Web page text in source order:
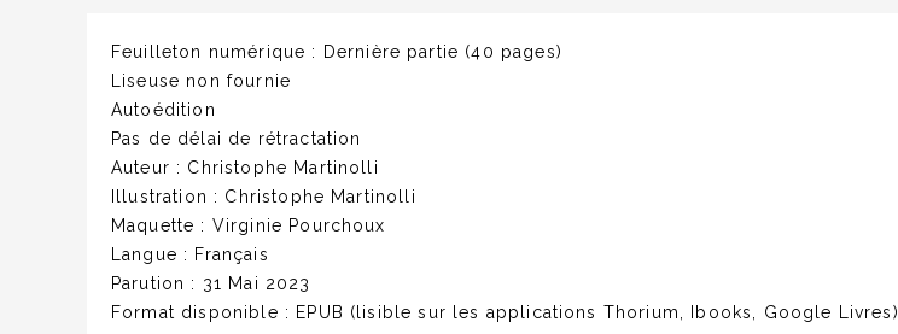
Feuilleton numérique :
Dernière partie (40 pages)
Liseuse non fournie
Autoédition
Pas de délai de rétractation
Auteur : Christophe Martinolli
Illustration : Christophe Martinolli
Maquette : Virginie Pourchoux
Langue : Français
Parution : 31 Mai 2023
Format disponible : EPUB (lisible sur les applications Thorium, Ibooks, Google Livres)